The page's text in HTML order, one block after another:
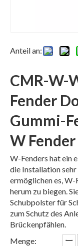
Anteil an:
CMR-W-
Fender
Gummi-
W Fender
W-Fenders hat ein
die Installation
ermöglichen es,
herum zu biegen.
Schubpolster für
zum Schutz des
Brückenpfählen.
Menge: